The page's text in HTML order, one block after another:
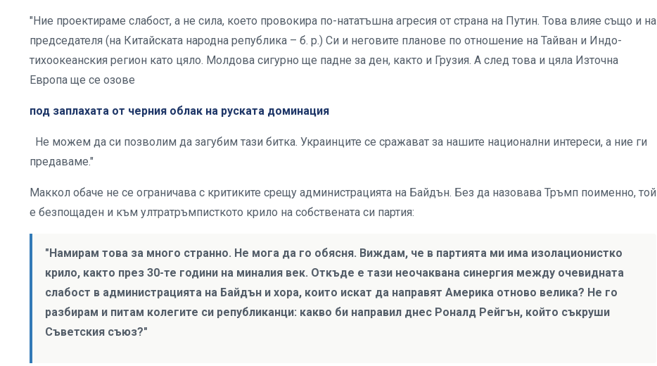
"Ние проектираме слабост, а не сила, което провокира по-нататъшна агресия от страна на Путин. Това влияе също и на
председателя (на Китайската народна република – б. р.) Си и неговите планове по отношение на Тайван и Индо-
тихоокеанския регион като цяло. Молдова сигурно ще падне за ден, както и Грузия. А след това и цяла Източна
Европа ще се озове
под заплахата от черния облак на руската доминация
Не можем да си позволим да загубим тази битка. Украинците се сражават за нашите национални интереси, а ние ги
предаваме."
Маккол обаче не се ограничава с критиките срещу администрацията на Байдън. Без да назовава Тръмп поименно, той
е безпощаден и към ултратръмписткото крило на собствената си партия:
"Намирам това за много странно. Не мога да го обясня. Виждам, че в партията ми има изолационистко
крило, както през 30-те години на миналия век. Откъде е тази неочаквана синергия между очевидната
слабост в администрацията на Байдън и хора, които искат да направят Америка отново велика? Не го
разбирам и питам колегите си републиканци: какво би направил днес Роналд Рейгън, който съкруши
Съветския съюз?"